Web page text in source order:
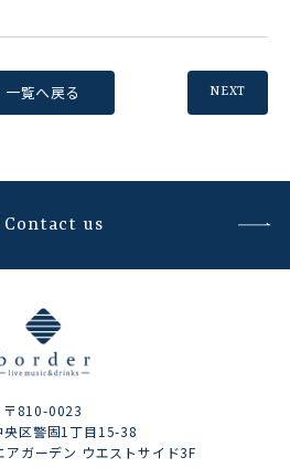
一覧へ戻る NEXT
Contact us
〒810-0023
央区警固1丁目15-38
アガーデン ウエストサイド3F